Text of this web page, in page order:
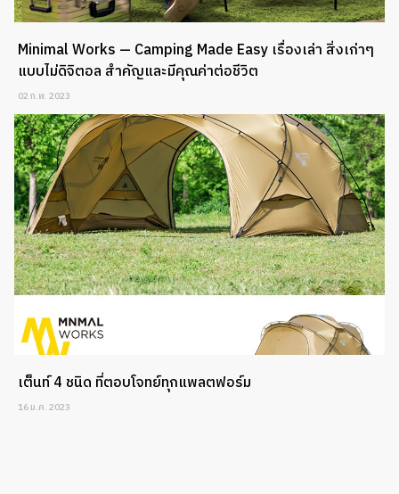
Minimal Works — Camping Made Easy เรื่องเล่า สิ่งเก่าๆ
แบบไม่ดิจิตอล สำคัญและมีคุณค่าต่อชีวิต
02 ก.พ. 2023
เต็นท์ 4 ชนิด ที่ตอบโจทย์ทุกแพลตฟอร์ม
16 ม.ค. 2023